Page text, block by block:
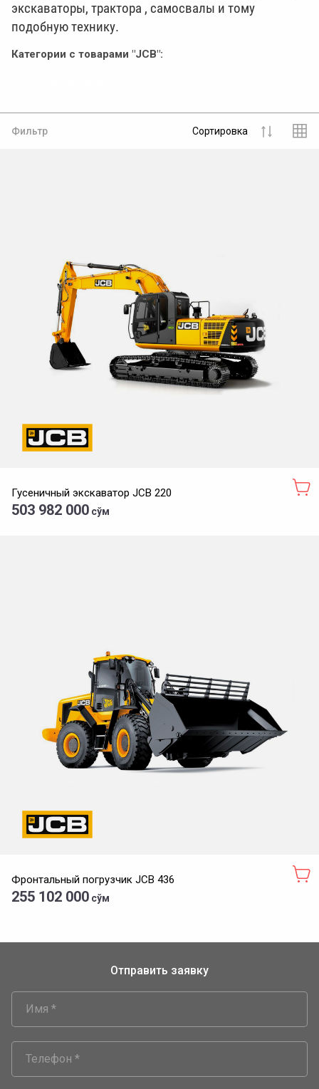
экскаваторы, трактора , самосвалы и тому
подобную технику.
Категории с товарами "JCB":
Фильтр Сортировка
Гусеничный экскаватор JСB 220
503 982 000 сўм
Фронтальный погрузчик JCB 436
255 102 000 сўм
Отправить заявку